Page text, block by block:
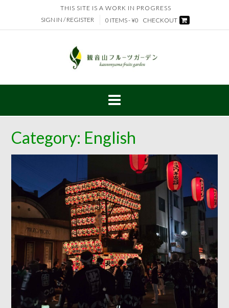
content
THIS SITE IS A WORK IN PROGRESS
SIGN IN / REGISTER
0 ITEMS - ¥0 CHECKOUT
Category: English